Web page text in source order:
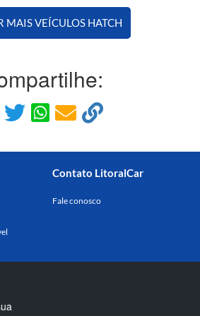
MAIS VEÍCULOS HATCH
Contato LitoralCar
Fale conosco